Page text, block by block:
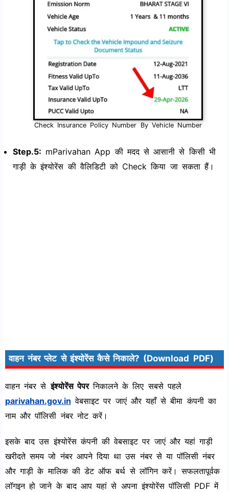
Check Insurance Policy Number By Vehicle Number
Step.5: mParivahan App की मदद से आसानी से किसी भी
गाड़ी के इंश्योरेंस की वैलिडिटी को Check किया जा सकता हैं।
वाहन नंबर प्लेट से इंश्योरेंस कैसे निकाले? (Download PDF)
वाहन नंबर सेइंश्योरेंस पेपरनिकालने के लिए सबसे पहले
parivahan.gov.in वेबसाइट पर जाएं और यहाँ से बीमा कंपनी का
नाम और पॉलिसी नंबर नोट करें।
इसके बाद उस इंश्योरेंस कंपनी की वेबसाइट पर जाएं और यहां गाड़ी
खरीदते समय जो नंबर आपने दिया था उस नंबर से या पॉलिसी नंबर
और गाड़ी के मालिक की डेट ऑफ बर्थ से लॉगिन करें। सफलतापूर्वक
लॉगइन हो जाने के बाद आप यहां से अपना इंश्योरेंस पॉलिसी PDF में